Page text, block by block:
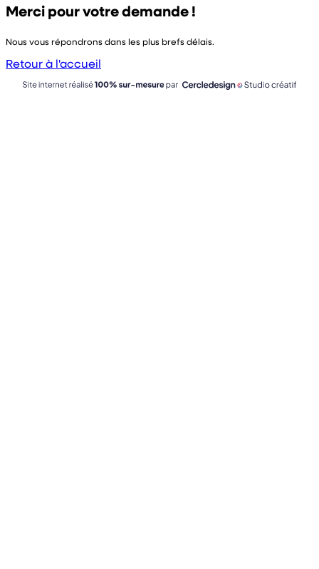
Merci pour votre demande !
Nous vous répondrons dans les plus brefs délais.
Retour à l'accueil